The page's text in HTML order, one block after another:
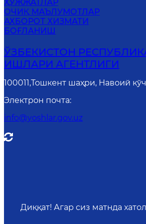
ҲУЖЖАТЛАР
ОЧИҚ МАЪЛУМОТЛАР
АХБОРОТ ХИЗМАТИ
БОҒЛАНИШ
ЎЗБЕКИСТОН
ИШЛАРИ АГЕНТЛИГИ
100011,Тошкент шаҳри, Навоий
Электрон почта:
info@yoshlar.gov.uz
Диққат! Агар сиз матнда